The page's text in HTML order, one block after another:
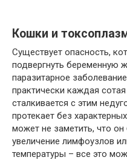
Кошки и
Существует опасность,
подвергнуть беременную
паразитарное
практически каждая
сталкивается с этим
протекает без
может не заметить, что
увеличение лимфоузлов
температуры – все это